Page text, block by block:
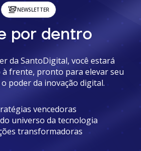
NEWSLETTER
por dentro
da SantoDigital, você estará
à frente, pronto para elevar seu
poder da inovação digital.
vencedoras
universo da tecnologia
transformadoras